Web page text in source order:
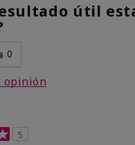
útil
0
opinión
5